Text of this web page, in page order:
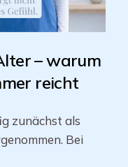
– warum
reicht
zunächst als
Bei